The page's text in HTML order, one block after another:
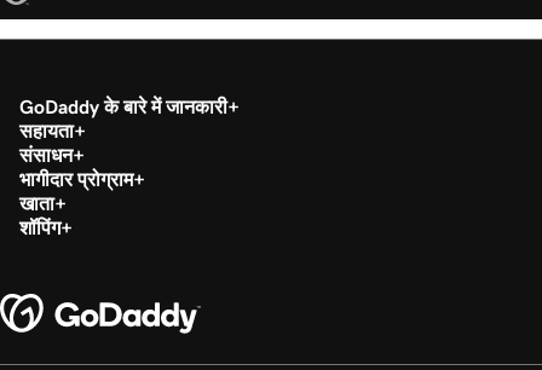
GoDaddy के बारे में जानकारी
सहायता
संसाधन
भागीदार प्रोग्राम
खाता
शॉपिंग